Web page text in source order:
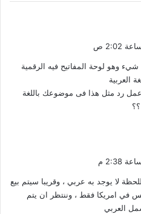
وهو لوحة المفاتيح فيه الرقمية
العربية
رد مثل هذا فى موضوعك باللغة
لا يوجد به عربي ، وقريبا سيتم بيع
في امريكا فقط ، وننتظر ان يتم
العربي